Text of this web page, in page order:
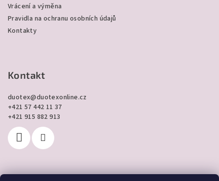
Vrácení a výměna
Pravidla na ochranu osobních údajů
Kontakty
Kontakt
duotex@duotexonline.cz
+421 57 442 11 37
+421 915 882 913